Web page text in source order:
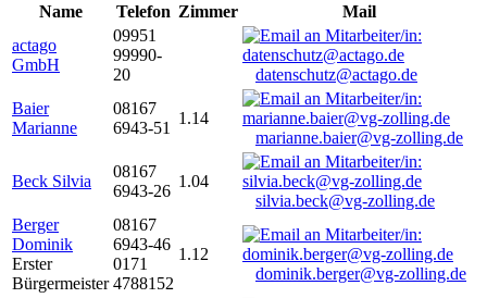
Name
Telefon Zimmer
Mail
actago
GmbH
09951
99990-
20
datenschutz@actago.de
Baier
Marianne
08167
6943-51
1.14
marianne.baier@vg-zolling.de
Beck Silvia
08167
6943-26
1.04
silvia.beck@vg-zolling.de
Berger
Dominik
Erster
Bürgermeister
08167
6943-46
0171
4788152
1.12
dominik.berger@vg-zolling.de